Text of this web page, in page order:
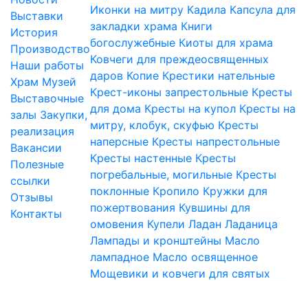
Выставки
История
Производство
Наши работы
Храм Музей
Выставочные
залы Закупки,
реализация
Вакансии
Полезные
ссылки
Отзывы
Контакты
Иконки на митру Кадила Капсула для
закладки храма Книги
богослужебные Киоты для храма
Ковчеги для преждеосвященных
даров Копие Крестики нательные
Крест-иконы запрестольные Кресты
для дома Кресты на купол Кресты на
митру, клобук, скуфью Кресты
наперсные Кресты напрестольные
Кресты настенные Кресты
погребальные, могильные Кресты
поклонные Кропило Кружки для
пожертвования Кувшины для
омовения Купели Ладан Ладаница
Лампады и кронштейны Масло
лампадное Масло освященное
Мощевики и ковчеги для святых